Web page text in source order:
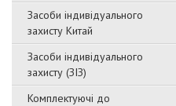
Засоби індивідуального
захисту Китай
Засоби індивідуального
захисту (ЗІЗ)
Комплектуючі до